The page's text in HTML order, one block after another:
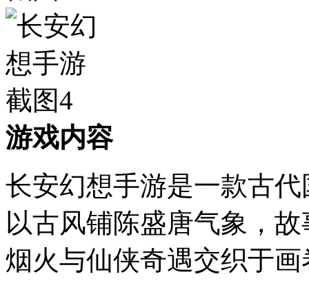
游戏内容
长安幻想手游是一款古
以古风铺陈盛唐气象，
烟火与仙侠奇遇交织于